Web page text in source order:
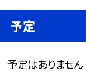
予定
予定はありません